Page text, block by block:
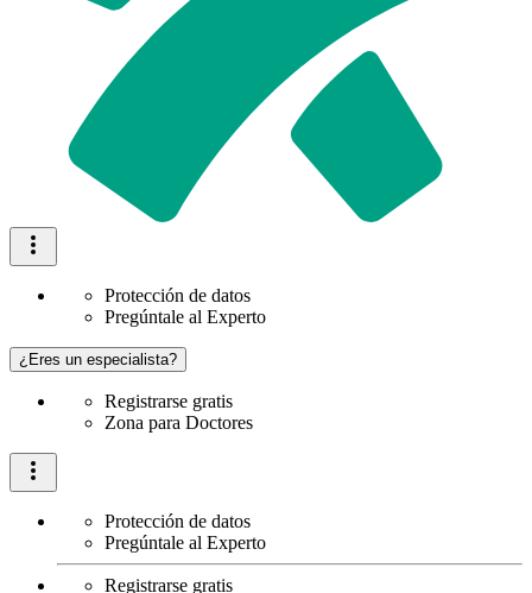
Protección de datos
Pregúntale al Experto
¿Eres un especialista?
Registrarse gratis
Zona para Doctores
Protección de datos
Pregúntale al Experto
Registrarse gratis